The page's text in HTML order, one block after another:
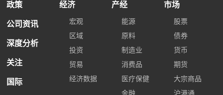
政策
公司资讯
深度分析
关注
国际
经济
宏观
区域
投资
贸易
经济数据
产经
能源
原料
制造业
消费品
医疗保健
金融
市场
股票
债券
货币
期货
大宗商品
沪港通